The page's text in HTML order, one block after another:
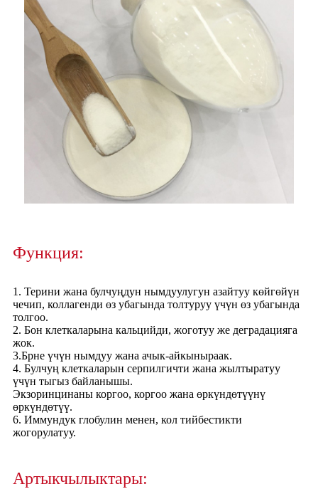
Функция:
1. Терини жана булчуңдун нымдуулугун азайтуу көйгөйүн
чечип, коллагенди өз убагында толтуруу үчүн өз убагында
толгоо.
2. Бон клеткаларына кальцийди, жоготуу же деградацияга
жок.
3.Брне үчүн нымдуу жана ачык-айкыныраак.
4. Булчуң клеткаларын серпилгичти жана жылтыратуу
үчүн тыгыз байланышы.
Экзоринцинаны коргоо, коргоо жана өркүндөтүүнү
өркүндөтүү.
6. Иммундук глобулин менен, кол тийбестикти
жогорулатуу.
Артыкчылыктары: